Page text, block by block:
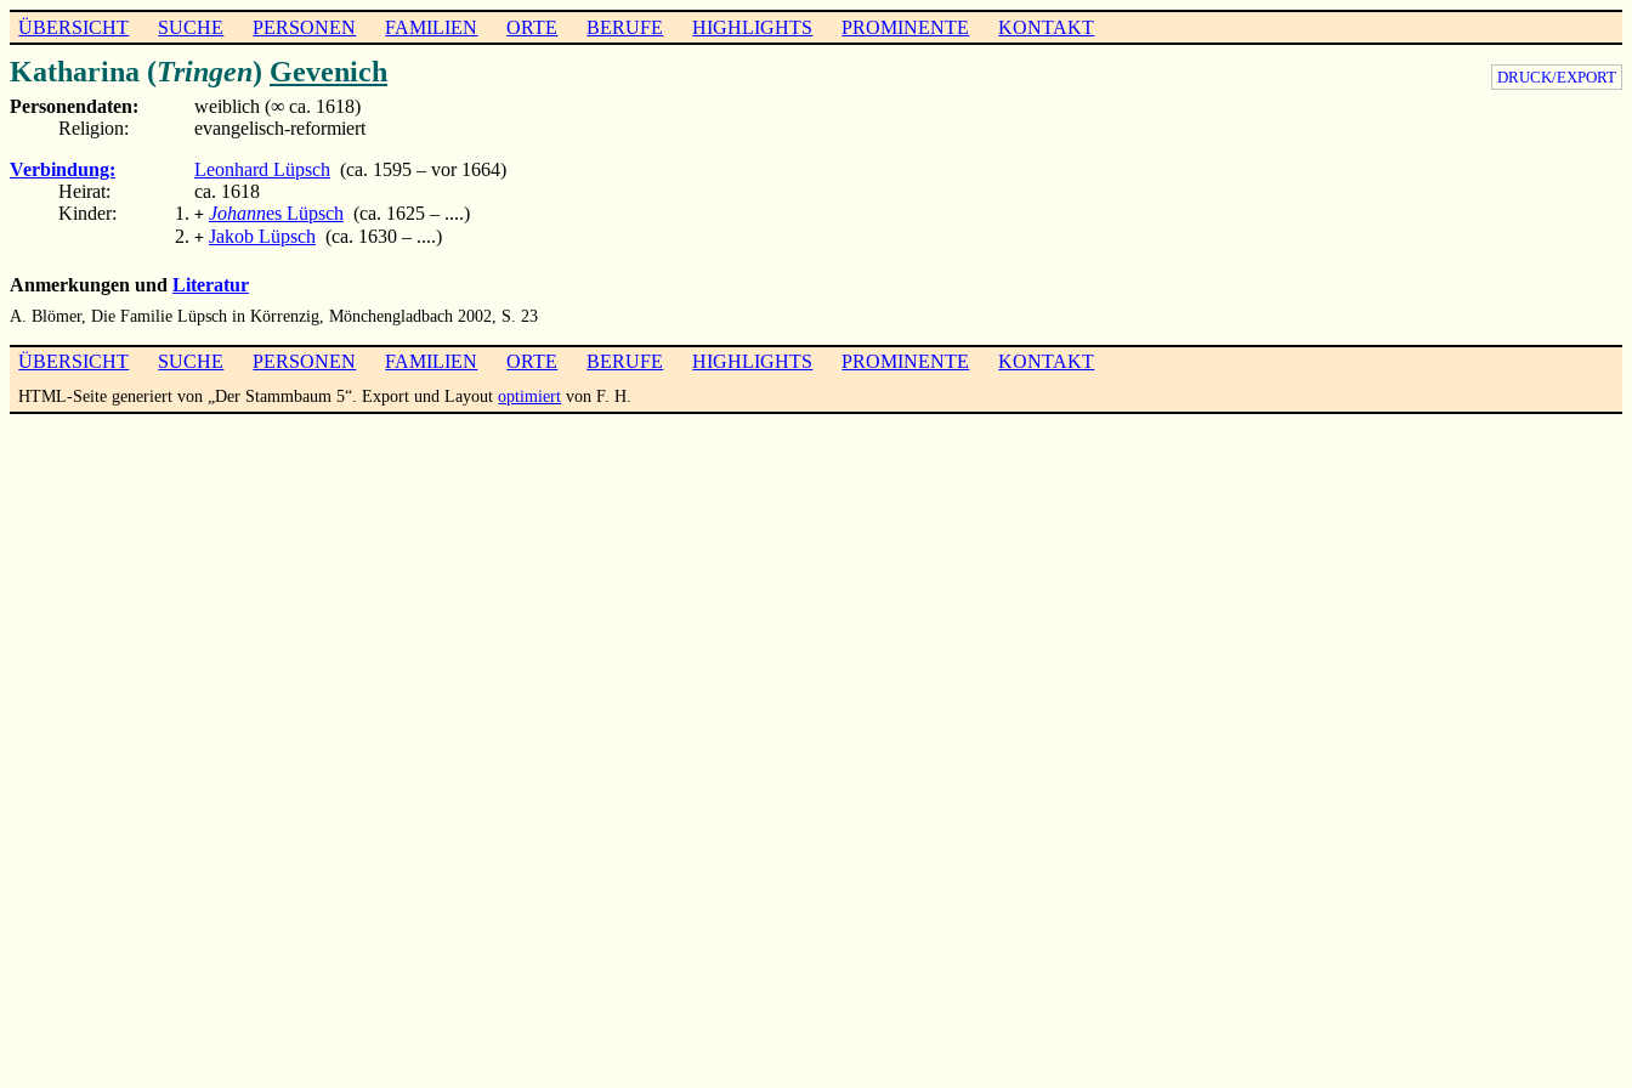
ÜBERSICHT SUCHE PERSONEN FAMILIEN ORTE BERUFE HIGHLIGHTS PROMINENTE KONTAKT
DRUCK/EXPORT
Katharina (Tringen) Gevenich
Personendaten:
weiblich (∞ ca. 1618)
Religion:
evangelisch-reformiert
Verbindung:
Leonhard Lüpsch (ca. 1595 – vor 1664)
Heirat:
ca. 1618
Kinder:
+ Johannes Lüpsch (ca. 1625 – ....)
+ Jakob Lüpsch (ca. 1630 – ....)
Anmerkungen und Literatur
A. Blömer, Die Familie Lüpsch in Körrenzig, Mönchengladbach 2002, S. 23
ÜBERSICHT SUCHE PERSONEN FAMILIEN ORTE BERUFE HIGHLIGHTS PROMINENTE KONTAKT
HTML-Seite generiert von „Der Stammbaum 5“. Export und Layoutoptimiert von F. H.